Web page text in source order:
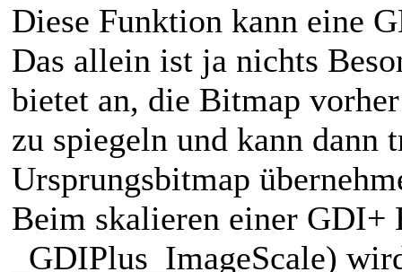
Diese Funktion kann eine
Das allein ist ja nichts
bietet an, die Bitmap
zu spiegeln und kann dann
Ursprungsbitmap
Beim skalieren einer GDI+
_GDIPlus_ImageScale)